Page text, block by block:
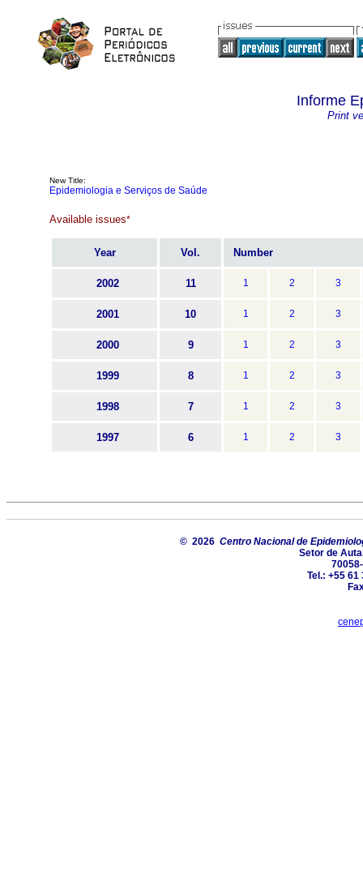
Informe
Print
New Title:
Epidemiologia e Serviços de Saúde
Available issues*
Year Vol. Number
2002 11 1 2 3
2001 10 1 2 3
2000 9 1 2 3
1999 8 1 2 3
1998 7 1 2 3
1997 6 1 2 3
© 2026 Centro Nacional de
Setor de
Tel.: +55 61